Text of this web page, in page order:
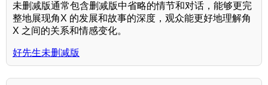
未删减版通常包含删减版中省略的情节和对话，能够更完
整地展现角X 的发展和故事的深度，观众能更好地理解角
X 之间的关系和情感变化。
好先生未删减版